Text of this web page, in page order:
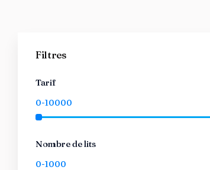
Filtres
Tarif
Nombre de lits